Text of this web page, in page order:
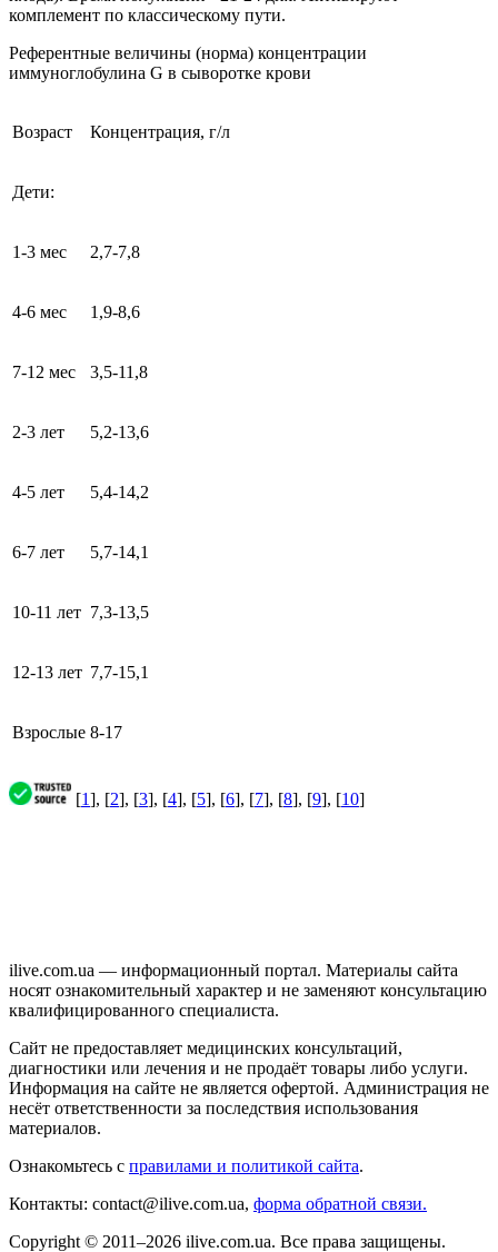
комплемент по классическому пути.
Референтные величины (норма) концентрации
иммуноглобулина G в сыворотке крови
Возраст Концентрация, г/л
Дети:
1-3 мес 2,7-7,8
4-6 мес 1,9-8,6
7-12 мес 3,5-11,8
2-3 лет 5,2-13,6
4-5 лет 5,4-14,2
6-7 лет 5,7-14,1
10-11 лет 7,3-13,5
12-13 лет 7,7-15,1
Взрослые 8-17
[1], [2], [3], [4], [5], [6], [7], [8], [9], [10]
ilive.com.ua — информационный портал. Материалы сайта
носят ознакомительный характер и не заменяют консультацию
квалифицированного специалиста.
Сайт не предоставляет медицинских консультаций,
диагностики или лечения и не продаёт товары либо услуги.
Информация на сайте не является офертой. Администрация не
несёт ответственности за последствия использования
материалов.
Ознакомьтесь с правилами и политикой сайта.
Контакты: contact@ilive.com.ua, форма обратной связи.
Copyright © 2011–2026 ilive.com.ua. Все права защищены.